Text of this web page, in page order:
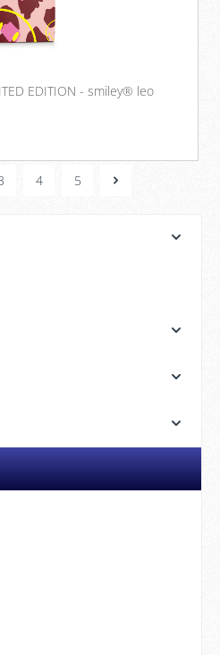
EDITION - smiley® leo
4 5